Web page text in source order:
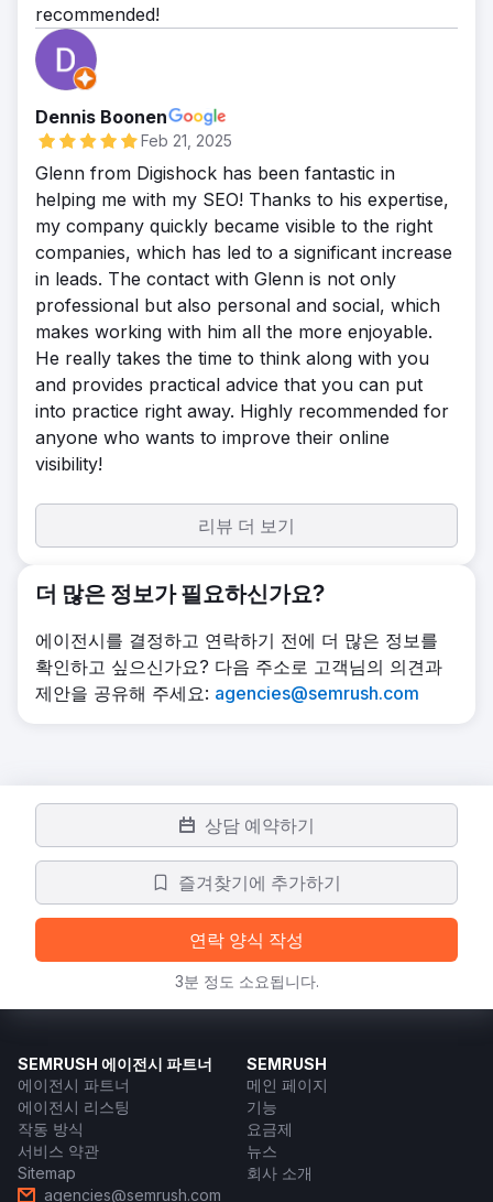
recommended!
Dennis Boonen
Feb 21, 2025
Glenn from Digishock has been fantastic in
helping me with my SEO! Thanks to his expertise,
my company quickly became visible to the right
companies, which has led to a significant increase
in leads. The contact with Glenn is not only
professional but also personal and social, which
makes working with him all the more enjoyable.
He really takes the time to think along with you
and provides practical advice that you can put
into practice right away. Highly recommended for
anyone who wants to improve their online
visibility!
리뷰 더 보기
더 많은 정보가 필요하신가요?
에이전시를 결정하고 연락하기 전에 더 많은 정보를
확인하고 싶으신가요? 다음 주소로 고객님의 의견과
제안을 공유해 주세요: agencies@semrush.com
상담 예약하기
즐겨찾기에 추가하기
연락 양식 작성
3분 정도 소요됩니다.
SEMRUSH 에이전시 파트너
에이전시 파트너
에이전시 리스팅
작동 방식
서비스 약관
Sitemap
agencies@semrush.com
SEMRUSH
메인 페이지
기능
요금제
뉴스
회사 소개